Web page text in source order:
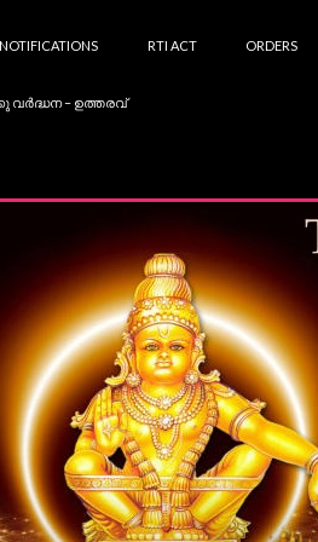
NOTIFICATIONS RTI ACT ORDERS
വർദ്ധന – ഉത്തരവ്